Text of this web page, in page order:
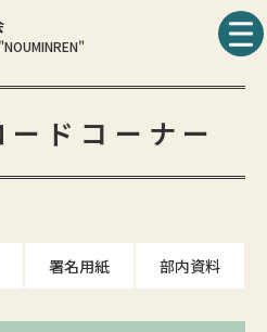
ドコーナー
署名用紙 部内資料